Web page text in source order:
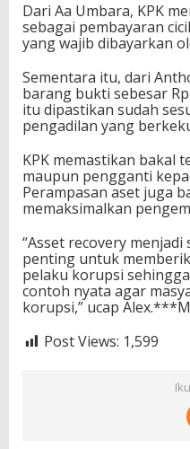
Dari Aa Umbara, KPK
sebagai pembayaran
yang wajib dibayarkan
Sementara itu, dari
barang bukti sebesar
itu dipastikan sudah
pengadilan yang
KPK memastikan bakal
maupun pengganti
Perampasan aset juga
memaksimalkan
“Asset recovery
penting untuk
pelaku korupsi
contoh nyata agar
korupsi,” ucap
Post Views: 1,599